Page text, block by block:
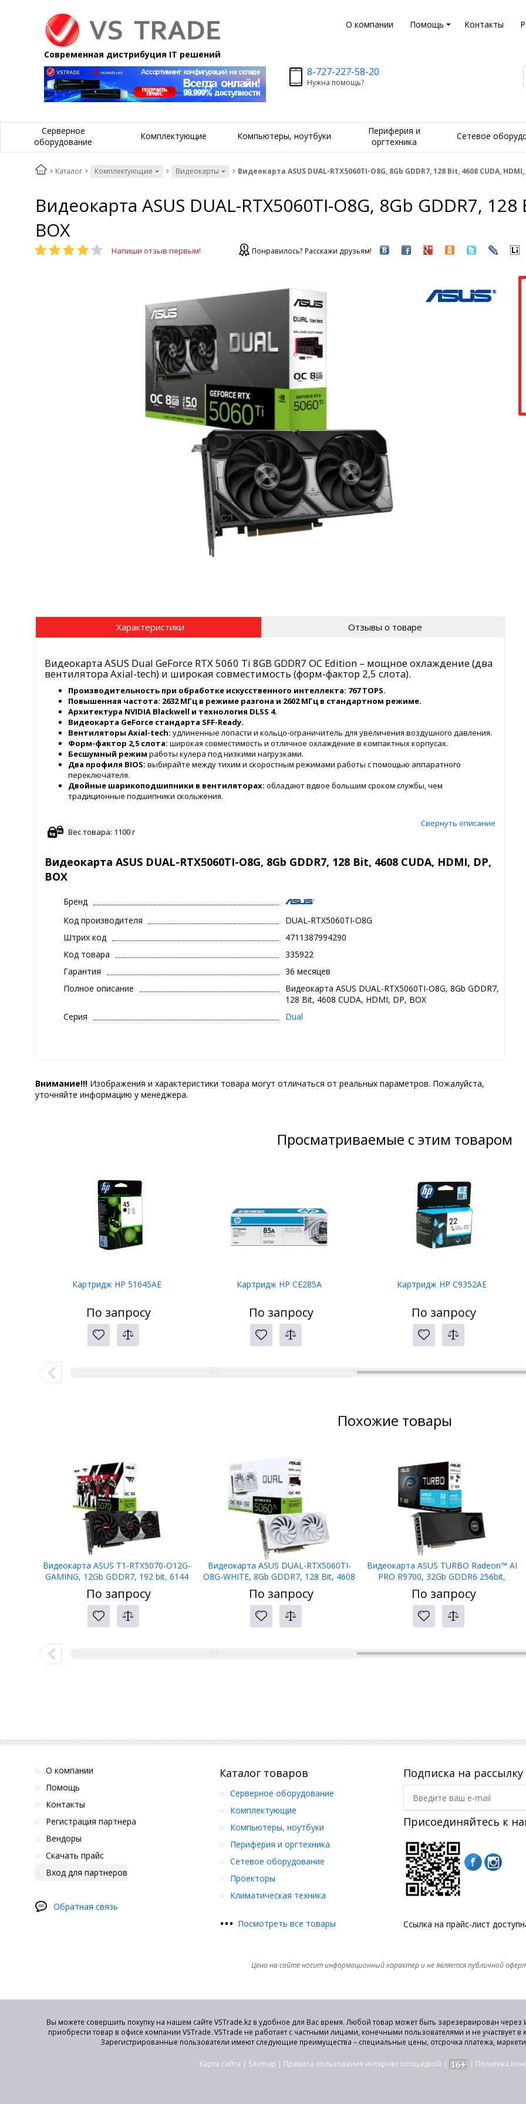
О компании Помощь Контакты
Современная дистрибуция IT решений
8-727-227-58-20
Нужна помощь?
Серверное
оборудование
Комплектующие Компьютеры, ноутбуки
Периферия и
оргтехника
Сетевое
Каталог Комплектующие Видеокарты Видеокарта ASUS DUAL-RTX5060TI-O8G, 8Gb GDDR7, 128 Bit, 4608 CUDA, HDMI,
Видеокарта ASUS DUAL-RTX5060TI-O8G, 8Gb GDDR7,
BOX
Напиши отзыв первым! Понравилось? Расскажи друзьям!
Характеристики Отзывы о товаре
Видеокарта ASUS Dual GeForce RTX 5060 Ti 8GB GDDR7 OC Edition – мощное охлаждение (два
вентилятора Axial-tech) и широкая совместимость (форм-фактор 2,5 слота).
Производительность при обработке искусственного интеллекта: 767 TOPS.
Повышенная частота: 2632 МГц в режиме разгона и 2602 МГц в стандартном режиме.
Архитектура NVIDIA Blackwell и технология DLSS 4.
Видеокарта GeForce стандарта SFF-Ready.
Вентиляторы Axial-tech: удлиненные лопасти и кольцо-ограничитель для увеличения воздушного давления.
Форм-фактор 2,5 слота: широкая совместимость и отличное охлаждение в компактных корпусах.
Бесшумный режим работы кулера под низкими нагрузками.
Два профиля BIOS: выбирайте между тихим и скоростным режимами работы с помощью аппаратного
переключателя.
Двойные шарикоподшипники в вентиляторах: обладают вдвое большим сроком службы, чем
традиционные подшипники скольжения.
Свернуть описание
Вес товара: 1100 г
Видеокарта ASUS DUAL-RTX5060TI-O8G, 8Gb GDDR7, 128 Bit, 4608 CUDA, HDMI, DP,
BOX
Бренд
Код производителя
DUAL-RTX5060TI-O8G
Штрих код
4711387994290
Код товара
335922
Гарантия
36 месяцев
Полное описание
Видеокарта ASUS DUAL-RTX5060TI-O8G, 8Gb GDDR7,
128 Bit, 4608 CUDA, HDMI, DP, BOX
Серия
Dual
Внимание!!! Изображения и характеристики товара могут отличаться от реальных параметров. Пожалуйста,
уточняйте информацию у менеджера.
Просматриваемые с этим товаром
Картридж HP 51645AE
По запросу
Картридж HP CE285A
По запросу
Картридж HP C9352AE
По запросу
Похожие товары
Видеокарта ASUS T1-RTX5070-O12G-
GAMING, 12Gb GDDR7, 192 bit, 6144
CUDA Core, HDMI, DP, BOX
По запросу
Видеокарта ASUS DUAL-RTX5060TI-
O8G-WHITE, 8Gb GDDR7, 128 Bit, 4608
CUDA, HDMI, DP, BOX
По запросу
Видеокарта ASUS TURBO Radeon™ AI
PRO R9700, 32Gb GDDR6 256bit,
3xHDMI, 1xDP, BOX
По запросу
О компании
Помощь
Контакты
Регистрация партнера
Вендоры
Скачать прайс
Вход для партнеров
Обратная связь
Каталог товаров
Серверное оборудование
Комплектующие
Компьютеры, ноутбуки
Периферия и оргтехника
Сетевое оборудование
Проекторы
Климатическая техника
••• Посмотреть все товары
Подписка на рассылку
Присоединяйтесь к
Ссылка на прайс-лист
Цена на сайте носит информационный характер и не является публичной
Вы можете совершить покупку на нашем сайте VSTrade.kz в удобное для Вас время. Любой товар может быть зарезервирован через
приобрести товар в офисе компании VSTrade. VSTrade не работает с частными лицами, конечными пользователями и не участвует
Зарегистрированные пользователи имеют следующие преимущества – специальные цены, отсрочка платежа,
Карта сайта | Sitemap | Правила пользования интернет площадкой | | Политика